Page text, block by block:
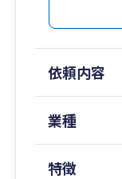
依頼内容
業種
特徴